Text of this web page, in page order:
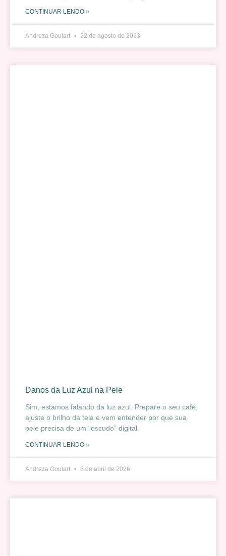
CONTINUAR LENDO »
Andreza Goulart 22 de agosto de 2023
Danos da Luz Azul na Pele
Sim, estamos falando da luz azul. Prepare o seu café,
ajuste o brilho da tela e vem entender por que sua
pele precisa de um “escudo” digital.
CONTINUAR LENDO »
Andreza Goulart 6 de abril de 2026